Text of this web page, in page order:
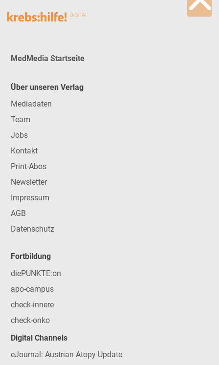
MedMedia Startseite
Über unseren Verlag
Mediadaten
Team
Jobs
Kontakt
Print-Abos
Newsletter
Impressum
AGB
Datenschutz
Fortbildung
diePUNKTE:on
apo-campus
check-innere
check-onko
Digital Channels
eJournal: Austrian Atopy Update